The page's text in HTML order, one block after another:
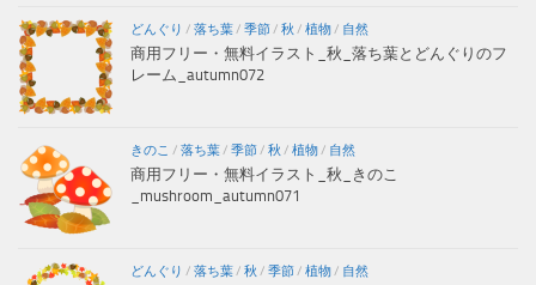
どんぐり / 落ち葉/ 季節/ 秋 / 植物/ 自然
商用フリー・無料イラスト_秋_落ち葉とどんぐりのフ
レーム_autumn072
きのこ / 落ち葉/ 季節/ 秋 / 植物/ 自然
商用フリー・無料イラスト_秋_きのこ
_mushroom_autumn071
どんぐり / 落ち葉/ 秋 / 季節/ 植物/ 自然